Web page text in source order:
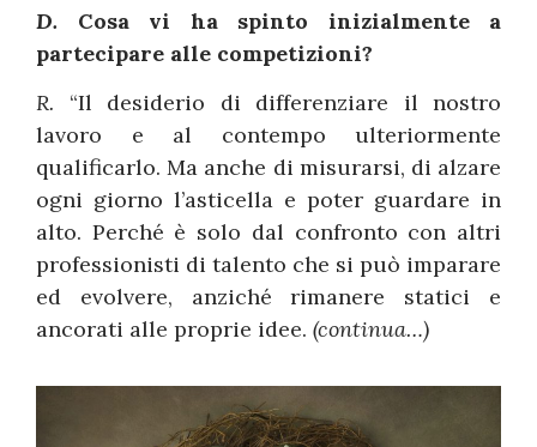
D. Cosa vi ha spinto inizialmente a
partecipare alle competizioni?
R. “Il desiderio di differenziare il nostro
lavoro e al contempo ulteriormente
qualificarlo. Ma anche di misurarsi, di alzare
ogni giorno l’asticella e poter guardare in
alto. Perché è solo dal confronto con altri
professionisti di talento che si può imparare
ed evolvere, anziché rimanere statici e
ancorati alle proprie idee. (continua…)